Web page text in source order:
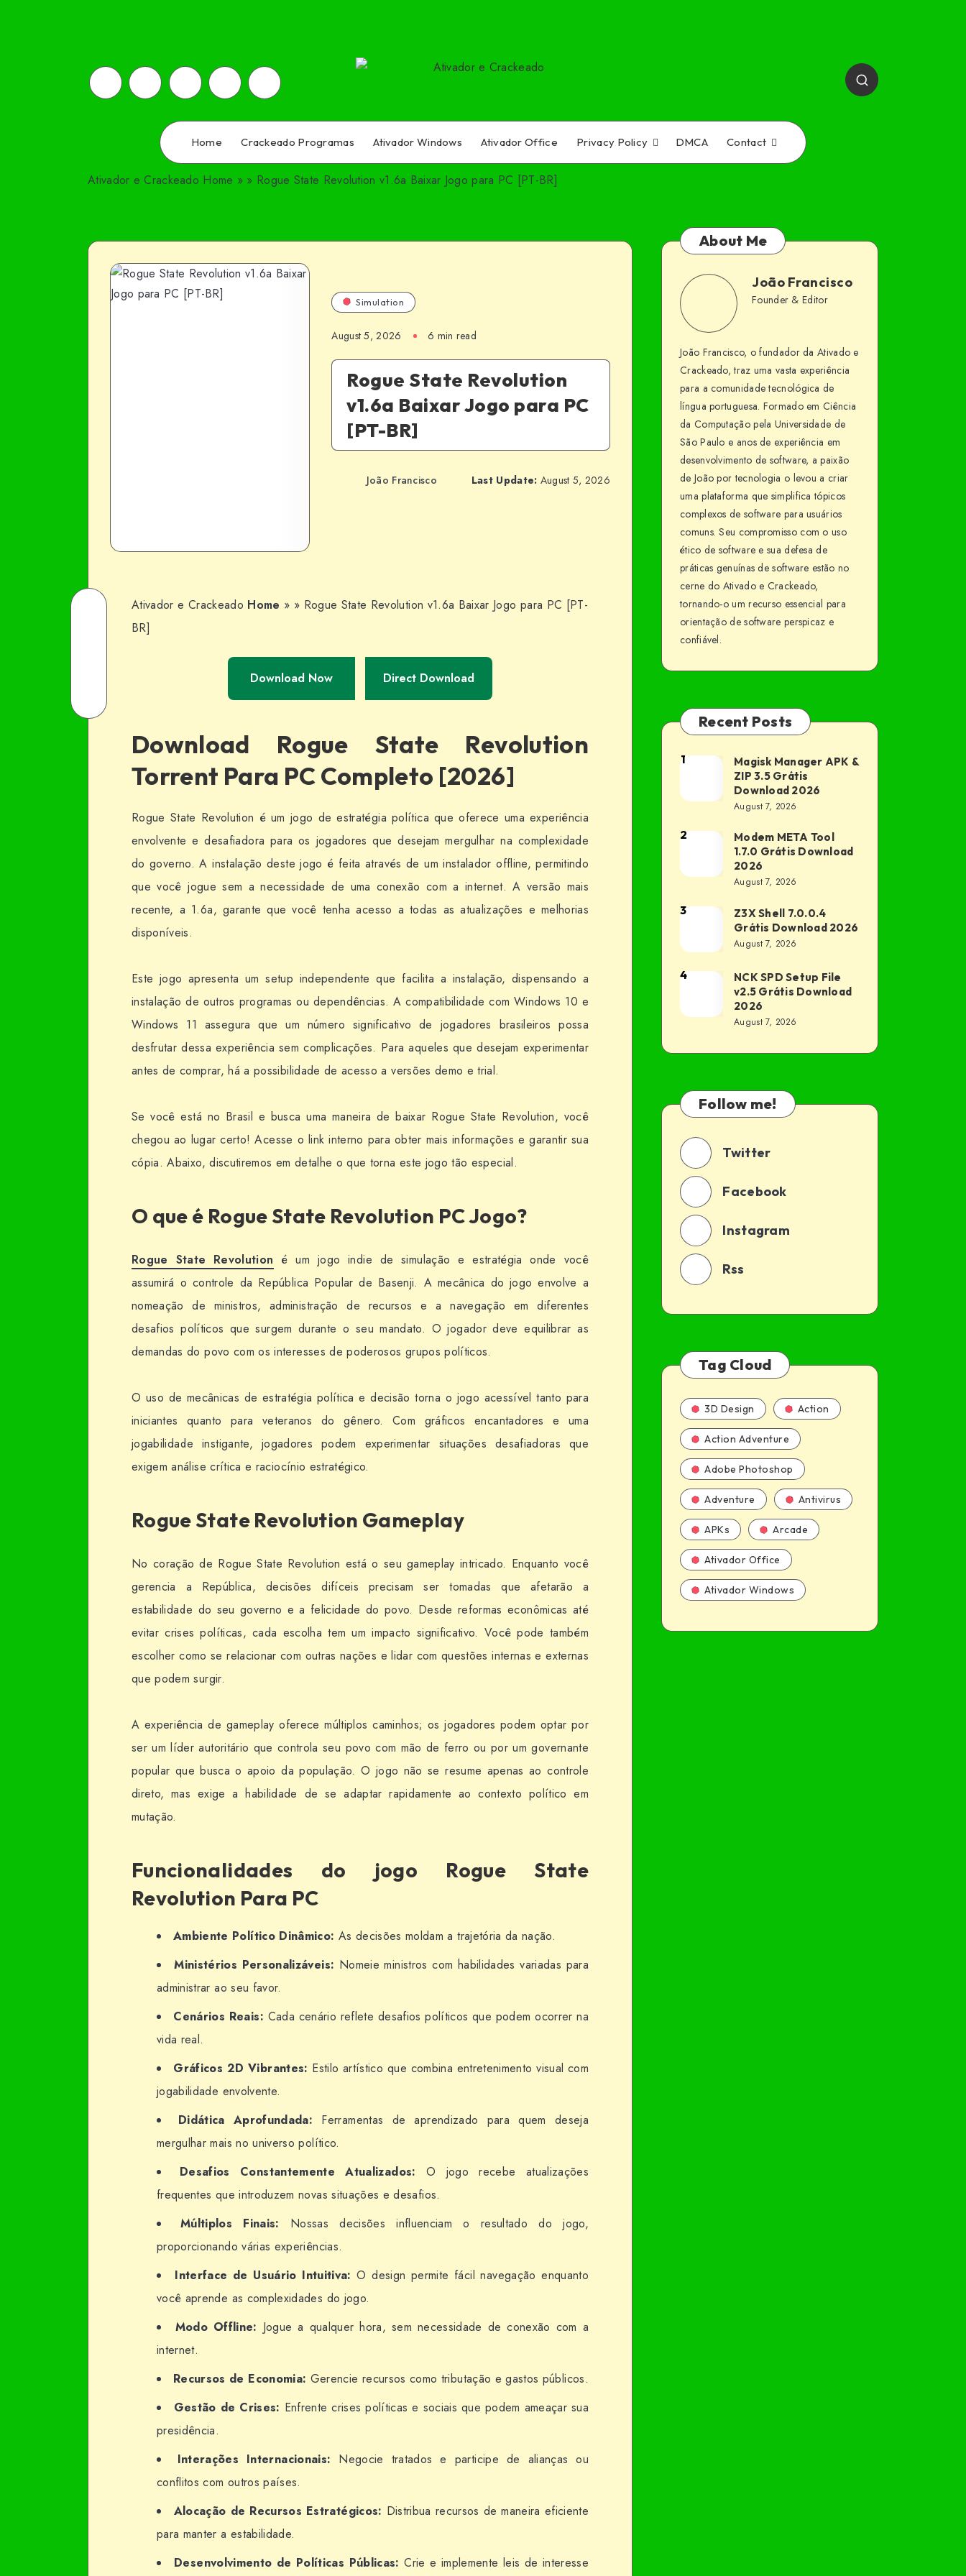
Home Crackeado Programas Ativador Windows Ativador Office Privacy Policy DMCA Contact
Ativador e Crackeado Home » » Rogue State Revolution v1.6a Baixar Jogo para PC [PT-BR]
Simulation
August 5, 2026 6 min read
Rogue State Revolution
v1.6a Baixar Jogo para PC
[PT-BR]
João Francisco Last Update: August 5, 2026
Share
Email
on
WhatsApp
Ativador e Crackeado Home » » Rogue State Revolution v1.6a Baixar Jogo para PC [PT-
BR]
Download Now Direct Download
Download Rogue State Revolution
Torrent Para PC Completo [2026]
Rogue State Revolution é um jogo de estratégia política que oferece uma experiência
envolvente e desafiadora para os jogadores que desejam mergulhar na complexidade
do governo. A instalação deste jogo é feita através de um instalador offline, permitindo
que você jogue sem a necessidade de uma conexão com a internet. A versão mais
recente, a 1.6a, garante que você tenha acesso a todas as atualizações e melhorias
disponíveis.
Este jogo apresenta um setup independente que facilita a instalação, dispensando a
instalação de outros programas ou dependências. A compatibilidade com Windows 10 e
Windows 11 assegura que um número significativo de jogadores brasileiros possa
desfrutar dessa experiência sem complicações. Para aqueles que desejam experimentar
antes de comprar, há a possibilidade de acesso a versões demo e trial.
Se você está no Brasil e busca uma maneira de baixar Rogue State Revolution, você
chegou ao lugar certo! Acesse o link interno para obter mais informações e garantir sua
cópia. Abaixo, discutiremos em detalhe o que torna este jogo tão especial.
O que é Rogue State Revolution PC Jogo?
Rogue State Revolution é um jogo indie de simulação e estratégia onde você
assumirá o controle da República Popular de Basenji. A mecânica do jogo envolve a
nomeação de ministros, administração de recursos e a navegação em diferentes
desafios políticos que surgem durante o seu mandato. O jogador deve equilibrar as
demandas do povo com os interesses de poderosos grupos políticos.
O uso de mecânicas de estratégia política e decisão torna o jogo acessível tanto para
iniciantes quanto para veteranos do gênero. Com gráficos encantadores e uma
jogabilidade instigante, jogadores podem experimentar situações desafiadoras que
exigem análise crítica e raciocínio estratégico.
Rogue State Revolution Gameplay
No coração de Rogue State Revolution está o seu gameplay intricado. Enquanto você
gerencia a República, decisões difíceis precisam ser tomadas que afetarão a
estabilidade do seu governo e a felicidade do povo. Desde reformas econômicas até
evitar crises políticas, cada escolha tem um impacto significativo. Você pode também
escolher como se relacionar com outras nações e lidar com questões internas e externas
que podem surgir.
A experiência de gameplay oferece múltiplos caminhos; os jogadores podem optar por
ser um líder autoritário que controla seu povo com mão de ferro ou por um governante
popular que busca o apoio da população. O jogo não se resume apenas ao controle
direto, mas exige a habilidade de se adaptar rapidamente ao contexto político em
mutação.
Funcionalidades do jogo Rogue State
Revolution Para PC
Ambiente Político Dinâmico: As decisões moldam a trajetória da nação.
Ministérios Personalizáveis: Nomeie ministros com habilidades variadas para
administrar ao seu favor.
Cenários Reais: Cada cenário reflete desafios políticos que podem ocorrer na
vida real.
Gráficos 2D Vibrantes: Estilo artístico que combina entretenimento visual com
jogabilidade envolvente.
Didática Aprofundada: Ferramentas de aprendizado para quem deseja
mergulhar mais no universo político.
Desafios Constantemente Atualizados: O jogo recebe atualizações
frequentes que introduzem novas situações e desafios.
Múltiplos Finais: Nossas decisões influenciam o resultado do jogo,
proporcionando várias experiências.
Interface de Usuário Intuitiva: O design permite fácil navegação enquanto
você aprende as complexidades do jogo.
Modo Offline: Jogue a qualquer hora, sem necessidade de conexão com a
internet.
Recursos de Economia: Gerencie recursos como tributação e gastos públicos.
Gestão de Crises: Enfrente crises políticas e sociais que podem ameaçar sua
presidência.
Interações Internacionais: Negocie tratados e participe de alianças ou
conflitos com outros países.
Alocação de Recursos Estratégicos: Distribua recursos de maneira eficiente
para manter a estabilidade.
Desenvolvimento de Políticas Públicas: Crie e implemente leis de interesse
About Me
João
Francisco
João Francisco
Founder & Editor
Facebook
João Francisco, o fundador da Ativado e
Crackeado, traz uma vasta experiência
para a comunidade tecnológica de
língua portuguesa. Formado em Ciência
da Computação pela Universidade de
São Paulo e anos de experiência em
desenvolvimento de software, a paixão
de João por tecnologia o levou a criar
uma plataforma que simplifica tópicos
complexos de software para usuários
comuns. Seu compromisso com o uso
ético de software e sua defesa de
práticas genuínas de software estão no
cerne do Ativado e Crackeado,
tornando-o um recurso essencial para
orientação de software perspicaz e
confiável.
Recent Posts
Magisk
APK
3.5
Download
1
Magisk Manager APK &
ZIP 3.5 Grátis
Download 2026
August 7, 2026
Modem
Tool
Download
2
Modem META Tool
1.7.0 Grátis Download
2026
August 7, 2026
Z3X
7.0.0.4
Grátis
2026
3
Z3X Shell 7.0.0.4
Grátis Download 2026
August 7, 2026
NCK
Setup
Download
2026
4
NCK SPD Setup File
v2.5 Grátis Download
2026
August 7, 2026
Follow me!
Twitter
Facebook
Instagram
Rss
Tag Cloud
3D Design Action
Action Adventure
Adobe Photoshop
Adventure Antivirus
APKs Arcade
Ativador Office
Ativador Windows